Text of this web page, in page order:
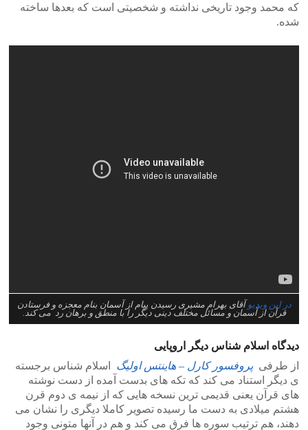
که محمد وجود تاریخی نداشته و شخصیتی است که بعدها ساخته
شده.
در این ویدیو آقای بهرام مشیری رسیدن پیام از آسمان بنام معجزه و فرستادن
قرآن از آسمان و مسائل مختلف دینی دیگر را با منطق و برهان رد می کند.
دیدگاه اسلام شناس دیگر اروپایی
از طرفی پروفسور کارل – هاینتس اولیگ
اسلام شناس برجسته
ی دیگر استناد می کند که تکه های بدست آمده از دست نوشته
های قرآن یعنی قدیمی ترین نسخه هایی که از نیمه ی دوم قرن
هشتم میلادی به دست ما رسیده تصویر کاملا دیگری را نشان می
دهند، هم ترتیب سوره ها فرق می کند و هم در آنها متونی وجود